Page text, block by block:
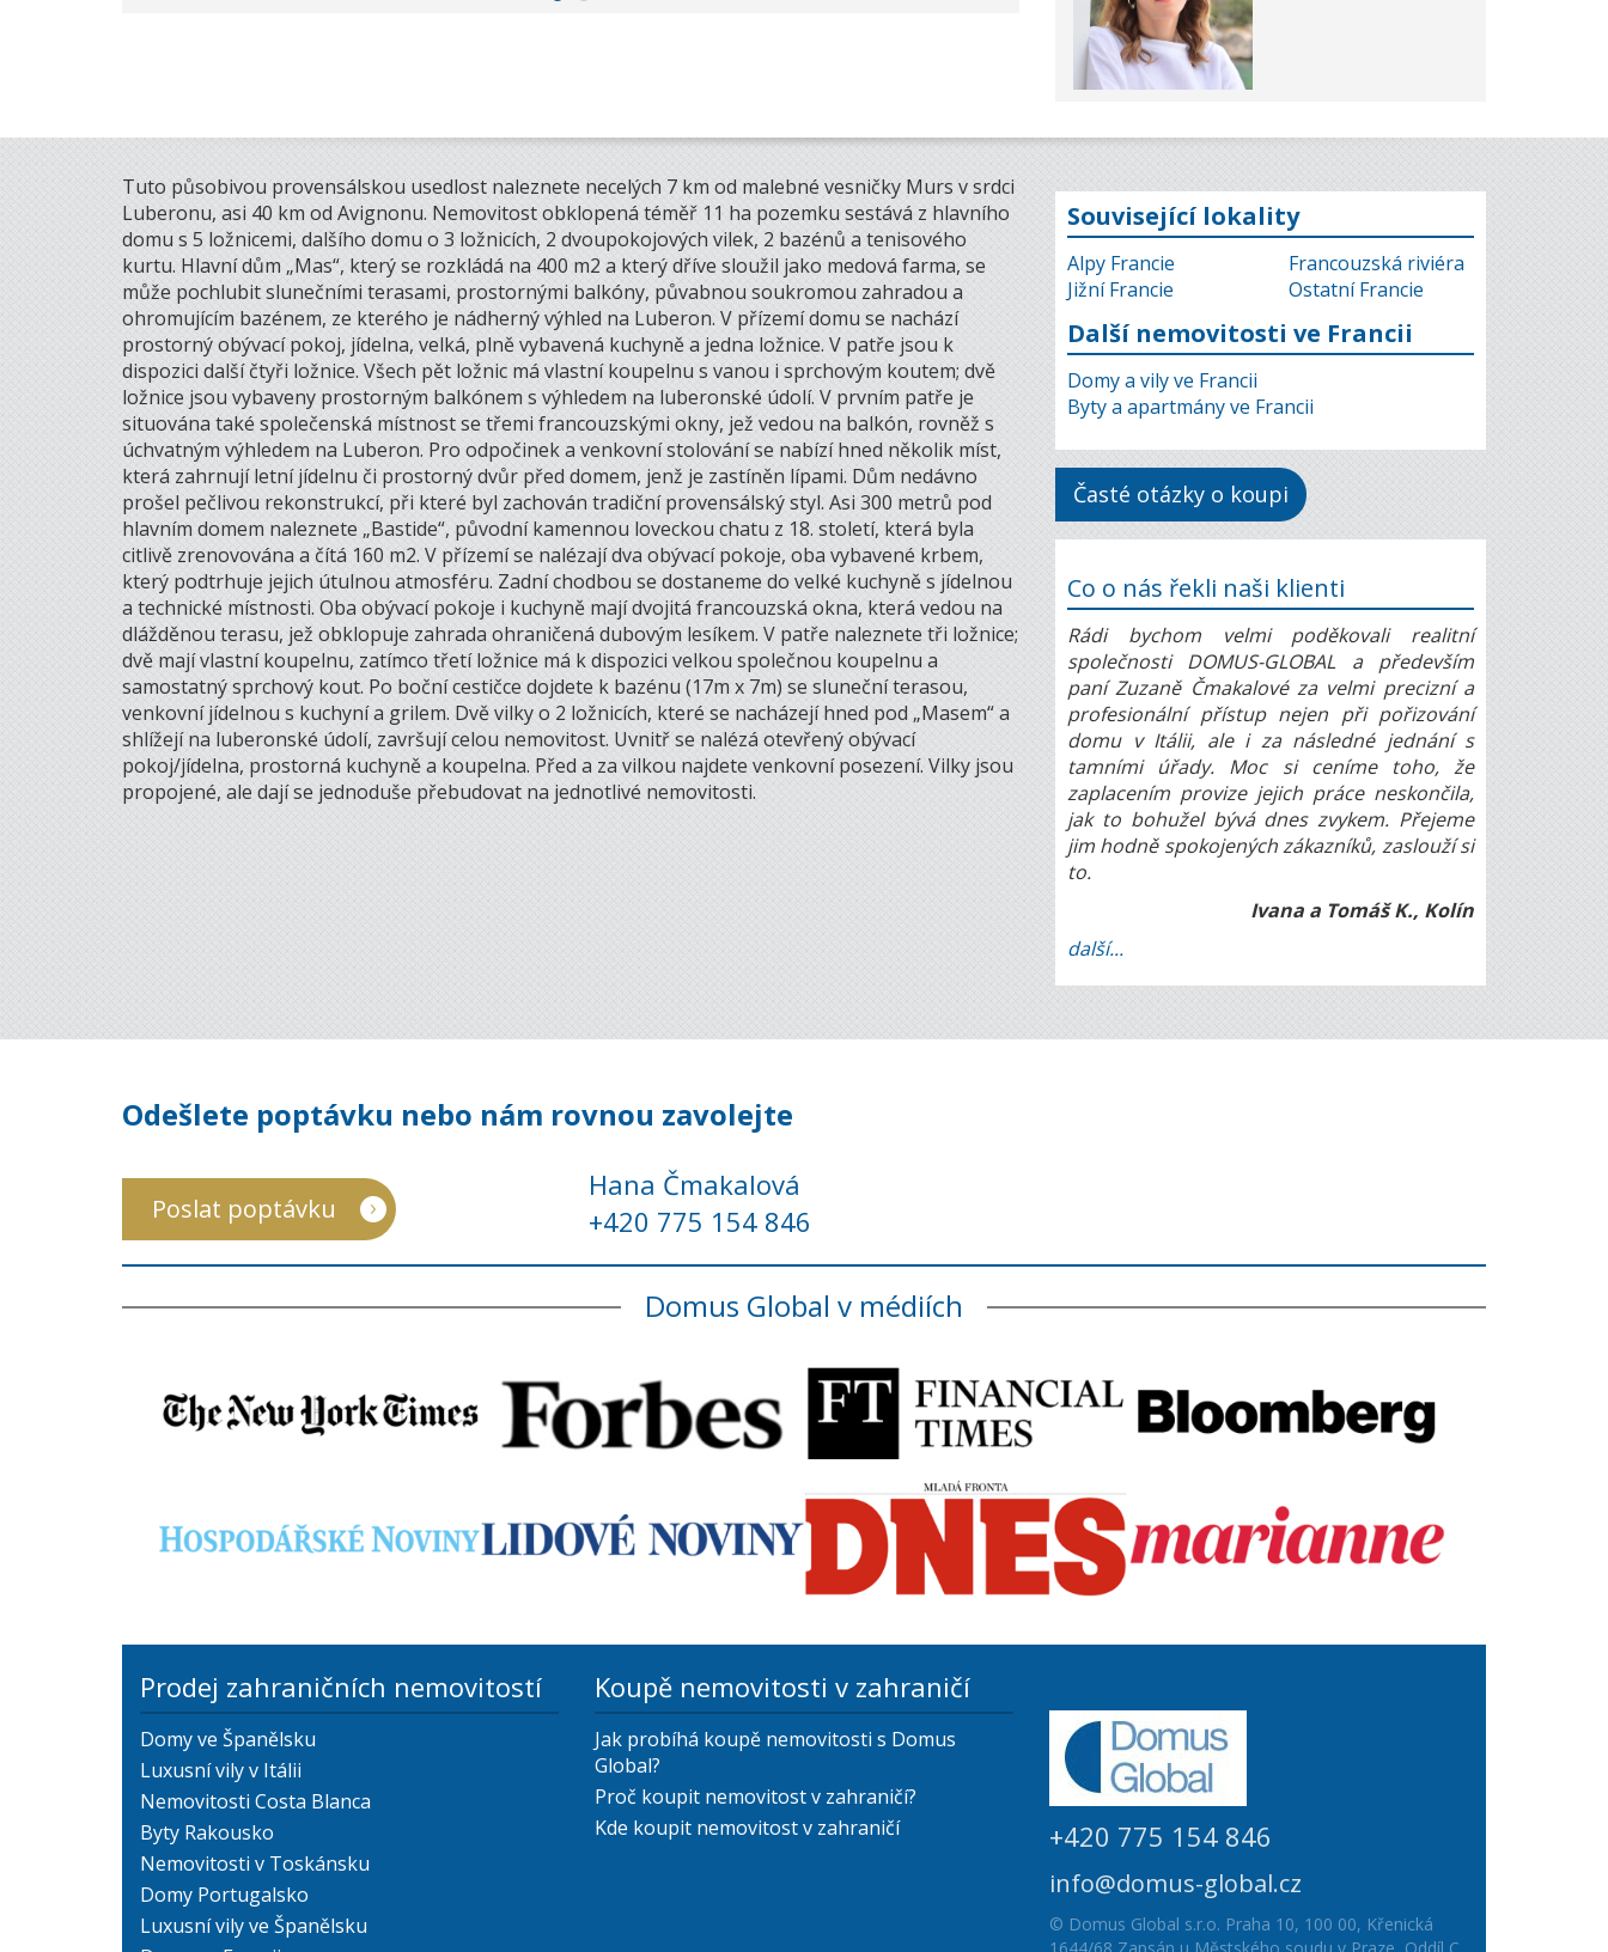
Tuto působivou provensálskou usedlost naleznete necelých 7 km od malebné vesničky Murs v srdci
Luberonu, asi 40 km od Avignonu. Nemovitost obklopená téměř 11 ha pozemku sestává z hlavního
domu s 5 ložnicemi, dalšího domu o 3 ložnicích, 2 dvoupokojových vilek, 2 bazénů a tenisového
kurtu. Hlavní dům „Mas“, který se rozkládá na 400 m2 a který dříve sloužil jako medová farma, se
může pochlubit slunečními terasami, prostornými balkóny, půvabnou soukromou zahradou a
ohromujícím bazénem, ze kterého je nádherný výhled na Luberon. V přízemí domu se nachází
prostorný obývací pokoj, jídelna, velká, plně vybavená kuchyně a jedna ložnice. V patře jsou k
dispozici další čtyři ložnice. Všech pět ložnic má vlastní koupelnu s vanou i sprchovým koutem; dvě
ložnice jsou vybaveny prostorným balkónem s výhledem na luberonské údolí. V prvním patře je
situována také společenská místnost se třemi francouzskými okny, jež vedou na balkón, rovněž s
úchvatným výhledem na Luberon. Pro odpočinek a venkovní stolování se nabízí hned několik míst,
která zahrnují letní jídelnu či prostorný dvůr před domem, jenž je zastíněn lípami. Dům nedávno
prošel pečlivou rekonstrukcí, při které byl zachován tradiční provensálský styl. Asi 300 metrů pod
hlavním domem naleznete „Bastide“, původní kamennou loveckou chatu z 18. století, která byla
citlivě zrenovována a čítá 160 m2. V přízemí se nalézají dva obývací pokoje, oba vybavené krbem,
který podtrhuje jejich útulnou atmosféru. Zadní chodbou se dostaneme do velké kuchyně s jídelnou
a technické místnosti. Oba obývací pokoje i kuchyně mají dvojitá francouzská okna, která vedou na
dlážděnou terasu, jež obklopuje zahrada ohraničená dubovým lesíkem. V patře naleznete tři ložnice;
dvě mají vlastní koupelnu, zatímco třetí ložnice má k dispozici velkou společnou koupelnu a
samostatný sprchový kout. Po boční cestičce dojdete k bazénu (17m x 7m) se sluneční terasou,
venkovní jídelnou s kuchyní a grilem. Dvě vilky o 2 ložnicích, které se nacházejí hned pod „Masem“ a
shlížejí na luberonské údolí, završují celou nemovitost. Uvnitř se nalézá otevřený obývací
pokoj/jídelna, prostorná kuchyně a koupelna. Před a za vilkou najdete venkovní posezení. Vilky jsou
propojené, ale dají se jednoduše přebudovat na jednotlivé nemovitosti.
Související lokality
Alpy Francie
Jižní Francie
Francouzská riviéra
Ostatní Francie
Další nemovitosti ve Francii
Domy a vily ve Francii
Byty a apartmány ve Francii
Časté otázky o koupi
Co o nás řekli naši klienti
Rádi bychom velmi poděkovali realitní
společnosti DOMUS-GLOBAL a především
paní Zuzaně Čmakalové za velmi precizní a
profesionální přístup nejen při pořizování
domu v Itálii, ale i za následné jednání s
tamními úřady. Moc si ceníme toho, že
zaplacením provize jejich práce neskončila,
jak to bohužel bývá dnes zvykem. Přejeme
jim hodně spokojených zákazníků, zaslouží si
to.
Ivana a Tomáš K., Kolín
další...
Odešlete poptávku nebo nám rovnou zavolejte
Poslat poptávku
Hana Čmakalová
+420 775 154 846
Domus Global v médiích
Prodej zahraničních nemovitostí
Domy ve Španělsku
Luxusní vily v Itálii
Nemovitosti Costa Blanca
Byty Rakousko
Nemovitosti v Toskánsku
Domy Portugalsko
Luxusní vily ve Španělsku
Koupě nemovitosti v zahraničí
Jak probíhá koupě nemovitosti s Domus
Global?
Proč koupit nemovitost v zahraničí?
Kde koupit nemovitost v zahraničí
+420 775 154 846
info@domus-global.cz
© Domus Global s.r.o. Praha 10, 100 00, Křenická